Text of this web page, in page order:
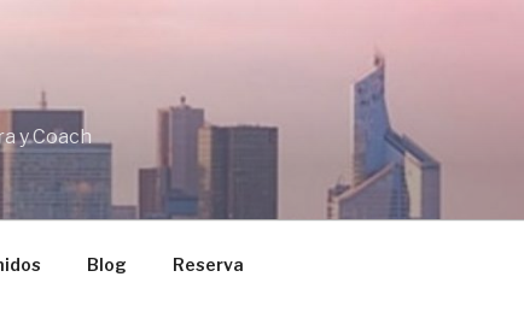
y Coach
Blog Reserva